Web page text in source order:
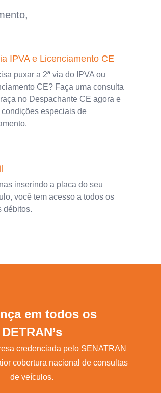
IPVA e Licenciamento CE
puxar a 2ª via do IPVA ou
CE? Faça uma consulta
no Despachante CE agora e
condições especiais de
inserindo a placa do seu
você tem acesso a todos os
débitos.
em todos os
DETRAN’s
credenciada pelo SENATRAN
cobertura nacional de consultas
de veículos.